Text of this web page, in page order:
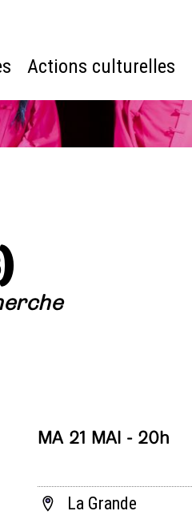
Actions culturelles
MA 21 MAI - 20h
La Grande